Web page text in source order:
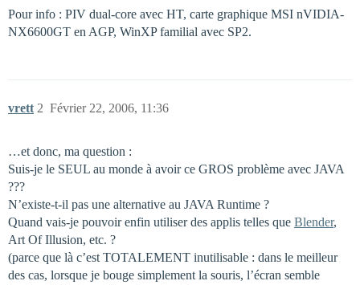
Pour info : PIV dual-core avec HT, carte graphique MSI nVIDIA-
NX6600GT en AGP, WinXP familial avec SP2.
vrett Février 22, 2006, 11:36
2
…et donc, ma question :
Suis-je le SEUL au monde à avoir ce GROS problème avec JAVA
???
N’existe-t-il pas une alternative au JAVA Runtime ?
Quand vais-je pouvoir enfin utiliser des applis telles que Blender,
Art Of Illusion, etc. ?
(parce que là c’est TOTALEMENT inutilisable : dans le meilleur
des cas, lorsque je bouge simplement la souris, l’écran semble